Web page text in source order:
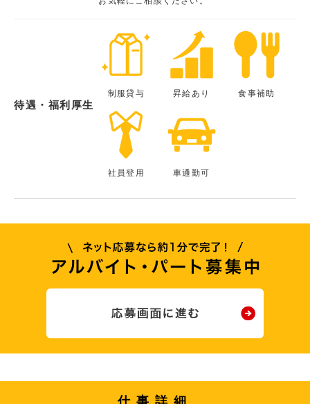
待遇・福利厚生
制服貸与 昇給あり 食事補助
社員登用 車通勤可
仕事詳細